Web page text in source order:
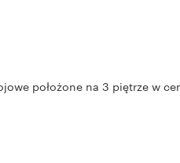
położone na 3 piętrze w